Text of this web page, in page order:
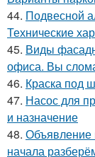
44. Подвесной
Технические
45. Виды
офиса. Вы
46. Краска под
47. Насос для
и назначение
48. Объявление
начала